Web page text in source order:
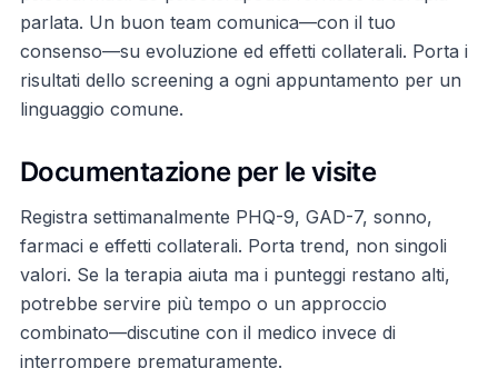
parlata. Un buon team comunica—con il tuo
consenso—su evoluzione ed effetti collaterali. Porta i
risultati dello screening a ogni appuntamento per un
linguaggio comune.
Documentazione per le visite
Registra settimanalmente PHQ-9, GAD-7, sonno,
farmaci e effetti collaterali. Porta trend, non singoli
valori. Se la terapia aiuta ma i punteggi restano alti,
potrebbe servire più tempo o un approccio
combinato—discutine con il medico invece di
interrompere prematuramente.